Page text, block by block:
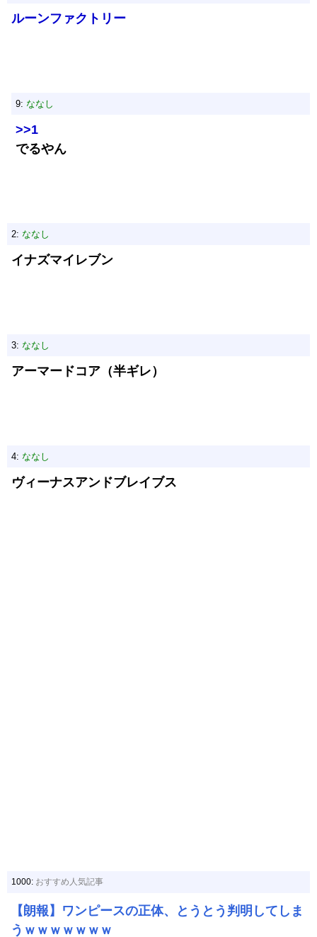
ルーンファクトリー
9: ななし
>>1
でるやん
2: ななし
イナズマイレブン
3: ななし
アーマードコア（半ギレ）
4: ななし
ヴィーナスアンドブレイブス
1000: おすすめ人気記事
【朗報】ワンピースの正体、とうとう判明してしま
うｗｗｗｗｗｗｗ